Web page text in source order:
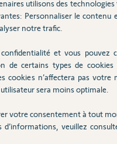
Partager cette question
utilisons des technologies
Personnaliser le contenu
notre trafic.
et vous pouvez
de certains types de cookies
cookies n’affectera pas votre
sera moins optimale.
votre consentement à tout
d’informations, veuillez